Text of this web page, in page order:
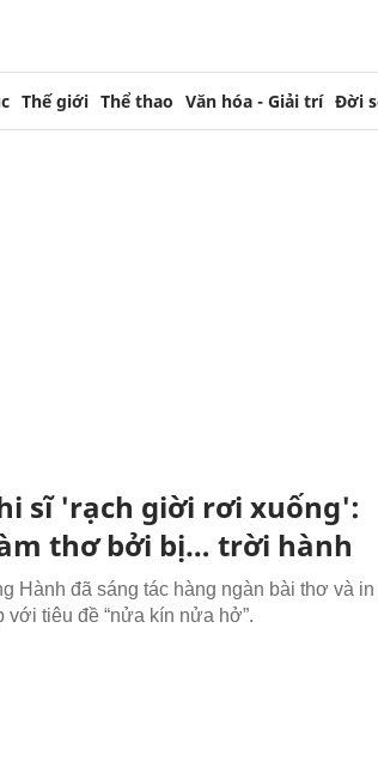
Thế giới Thể thao Văn hóa - Giải trí Đời
sĩ 'rạch giời rơi xuống':
thơ bởi bị… trời hành
Hành đã sáng tác hàng ngàn bài thơ và in
với tiêu đề “nửa kín nửa hở”.